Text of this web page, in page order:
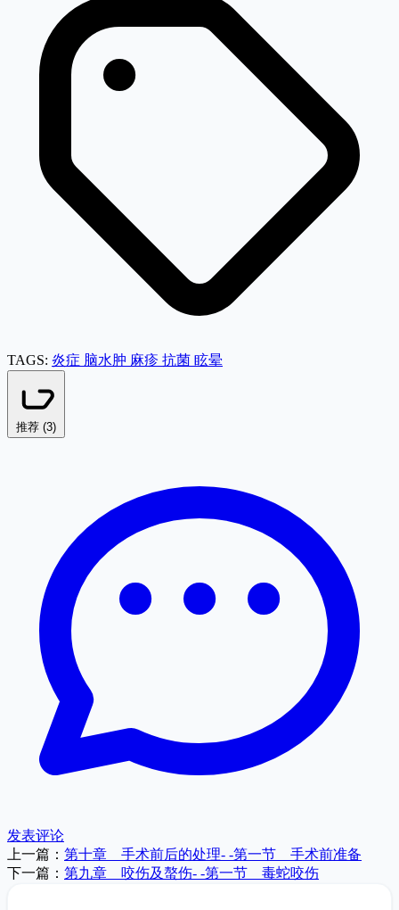
TAGS: 炎症 脑水肿 麻疹 抗菌 眩晕
推荐 (3)
发表评论
上一篇： 第十章 手术前后的处理- -第一节 手术前准备
下一篇： 第九章 咬伤及螯伤- -第一节 毒蛇咬伤